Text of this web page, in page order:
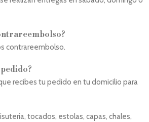
contrareembolso.
recibes tu pedido en tu domicilio para
tocados, estolas, capas, chales,